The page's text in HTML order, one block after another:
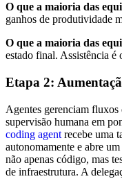
O que a maioria das
ganhos de produtividade
O que a maioria das
estado final. Assistência é
Etapa 2:
Agentes gerenciam fluxos
supervisão humana em
coding agent recebe uma
autonomamente e abre
não apenas código, mas
de infraestrutura. A